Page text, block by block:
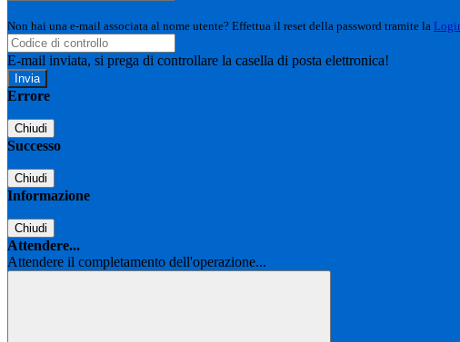
Non hai una e-mail associata al nome utente? Effettua il reset della password tramite la
E-mail inviata, si prega di controllare la casella di posta elettronica!
Errore
Chiudi
Successo
Chiudi
Informazione
Chiudi
Attendere...
Attendere il completamento dell'operazione...